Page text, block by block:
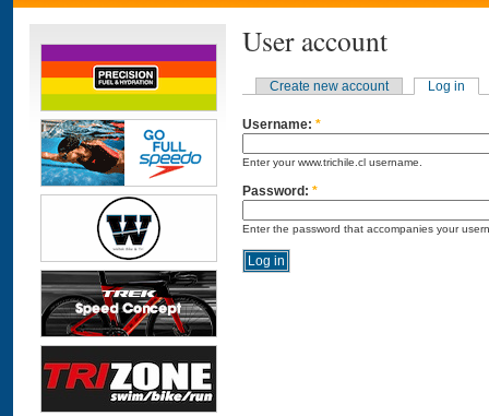
User account
Create new account Log in
Username: *
Enter your www.trichile.cl username.
Password: *
Enter the password that accompanies your